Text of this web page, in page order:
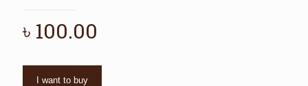
৳ 100.00
I want to buy